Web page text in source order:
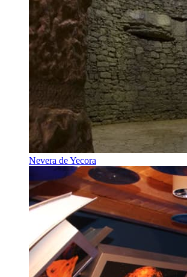
Nevera de Yecora